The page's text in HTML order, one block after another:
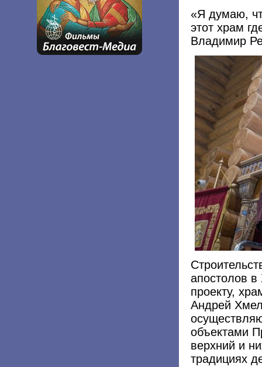
«Я думаю,
этот храм
Владимир
апостолов
проекту,
Андрей
объектами
верхний и
традициях